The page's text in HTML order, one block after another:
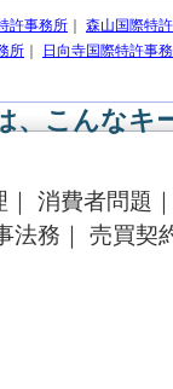
許事務所
森山国際特
所
日向寺国際特許事
、こんなキ
消費者問題
法務｜ 売買契